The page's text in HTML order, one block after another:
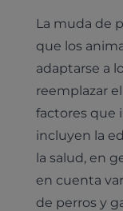
La muda de
que los
adaptarse a
reemplazar
factores que
incluyen la
la salud, en
en cuenta
de perros y